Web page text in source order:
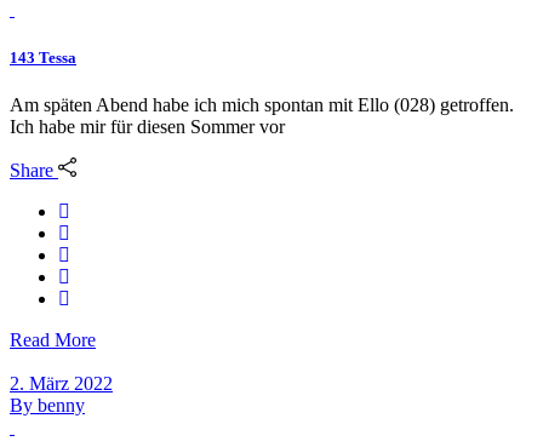
143 Tessa
Am späten Abend habe ich mich spontan mit Ello (028) getroffen.
Ich habe mir für diesen Sommer vor
Share
Read More
2. März 2022
By benny